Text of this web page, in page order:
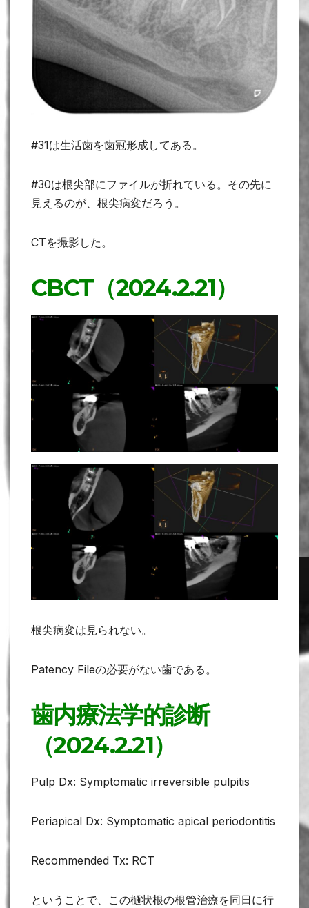
#31は生活歯を歯冠形成してある。
#30は根尖部にファイルが折れている。その先に
見えるのが、根尖病変だろう。
CTを撮影した。
CBCT（2024.2.21）
根尖病変は見られない。
Patency Fileの必要がない歯である。
歯内療法学的診断
（2024.2.21）
Pulp Dx: Symptomatic irreversible pulpitis
Periapical Dx: Symptomatic apical periodontitis
Recommended Tx: RCT
ということで、この樋状根の根管治療を同日に行